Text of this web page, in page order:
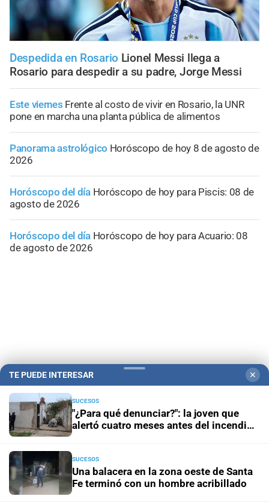
Despedida en Rosario Lionel Messi llega a
Rosario para despedir a su padre, Jorge Messi
Este viernes Frente al costo de vivir en Rosario, la UNR
pone en marcha una planta pública de alimentos
Panorama astrológico Horóscopo de hoy 8 de agosto de
2026
Horóscopo del día Horóscopo de hoy para Piscis: 08 de
agosto de 2026
Horóscopo del día Horóscopo de hoy para Acuario: 08
de agosto de 2026
Campolitoral Revista Nosotros Clasificados CYD Litoral
Notife
TE PUEDE INTERESAR ✕
SUCESOS
"¿Para qué denunciar?": la joven que
alertó cuatro meses antes del incendio
SUCESOS
Una balacera en la zona oeste de Santa
Fe terminó con un hombre acribillado